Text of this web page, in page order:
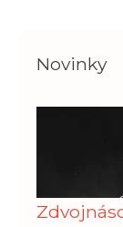
Novinky